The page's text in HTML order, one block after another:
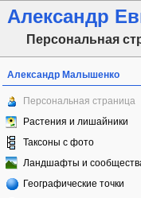
Александр
Персональная
Александр Малышенко
Персональная страница
Растения и лишайники
Таксоны с фото
Ландшафты и
Географические точки